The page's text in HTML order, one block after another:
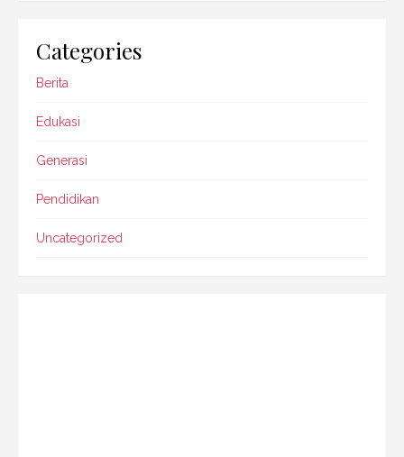
Categories
Berita
Edukasi
Generasi
Pendidikan
Uncategorized